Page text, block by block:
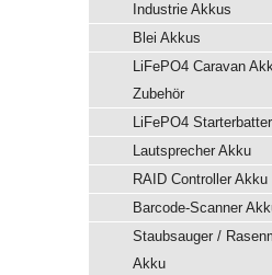
Industrie Akkus
Blei Akkus
LiFePO4 Caravan
Zubehör
LiFePO4
Lautsprecher Akku
RAID Controller Akku
Barcode-Scanner
Staubsauger /
Akku